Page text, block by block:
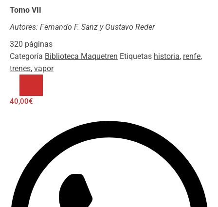
Tomo VII
Autores: Fernando F. Sanz y Gustavo Reder
320 páginas
Categoría Biblioteca Maquetren Etiquetas historia, renfe,
trenes, vapor
12
Solo
España
cantidad
40,00€